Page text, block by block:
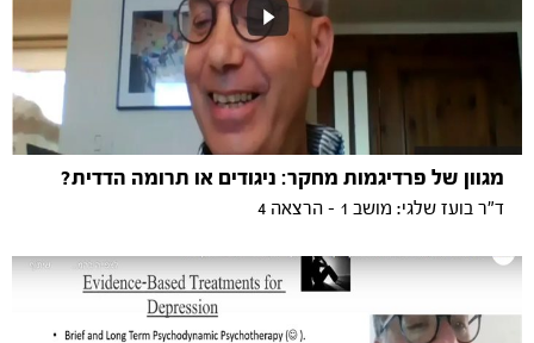
מגוון של פרדיגמות מחקר: ניגודים או תרומה הדדית?
ד"ר בועז שלגי: מושב 1 - הרצאה 4